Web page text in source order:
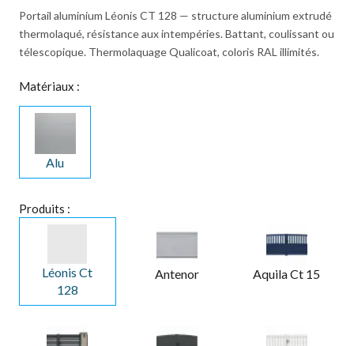
Portail aluminium Léonis CT 128 — structure aluminium extrudé
thermolaqué, résistance aux intempéries. Battant, coulissant ou
télescopique. Thermolaquage Qualicoat, coloris RAL illimités.
Matériaux :
Alu
Produits :
Léonis Ct
128
Antenor Aquila Ct 15